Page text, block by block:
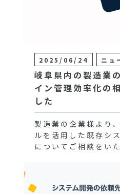
2025/06/24 ニュ
岐阜県内の製造業
イン管理効率化の
した
製造業の企業様より
ルを活用した既存シ
についてご相談をい